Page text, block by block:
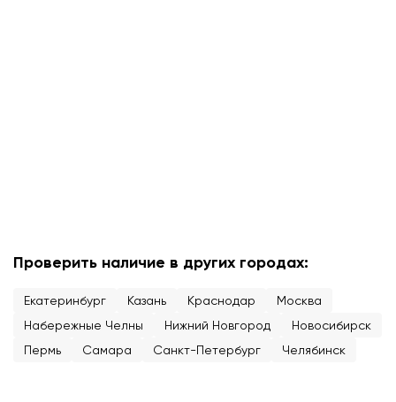
Проверить наличие в других городах:
Екатеринбург Казань Краснодар
Москва
Набережные Челны
Нижний Новгород
Новосибирск
Пермь
Самара Санкт-Петербург Челябинск